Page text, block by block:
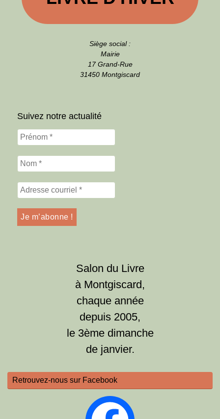
Siège social :
Mairie
17 Grand-Rue
31450 Montgiscard
Suivez notre actualité
Salon du Livre
à Montgiscard,
chaque année
depuis 2005,
le 3ème dimanche
de janvier.
Retrouvez-nous sur Facebook